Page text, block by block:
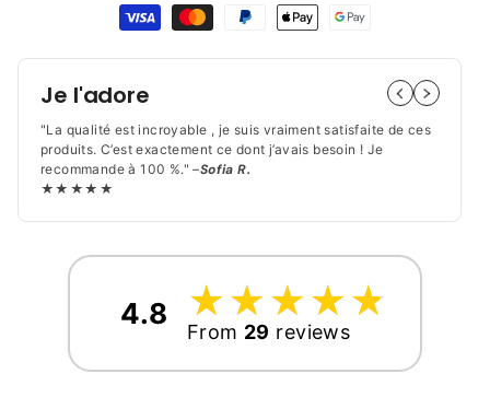
quantité
Porte
Couteaux
à
Support
Magnétique
|
Rangement
Mural
et
quantité
de
Porte
Support
Magnétique
|
Mural
Design
paiement
Je l'adore
"La qualité est incroyable , je suis vraiment satisfaite de ces
produits. C’est exactement ce dont j’avais besoin ! Je
recommande à 100 %." –Sofia R.
★★★★★
4.8 ☆
★☆
★☆
★☆
★☆
★
From 29 reviews